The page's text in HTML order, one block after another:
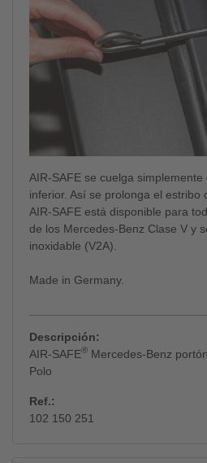
AIR-SAFE se cuelga
inferior. Así se prolonga el estribo
AIR-SAFE está disponible para
de los Mercedes-Benz Clase V y
inoxidable (V2A).
Made in Germany.
Descripción:
AIR-SAFE® Mercedes-Benz
Polo
Ref.:
102 150 251